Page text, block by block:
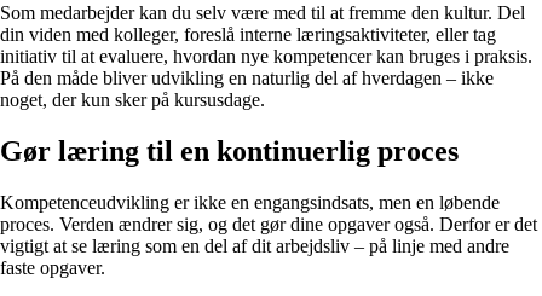
Som medarbejder kan du selv være med til at fremme den kultur. Del
din viden med kolleger, foreslå interne læringsaktiviteter, eller tag
initiativ til at evaluere, hvordan nye kompetencer kan bruges i praksis.
På den måde bliver udvikling en naturlig del af hverdagen – ikke
noget, der kun sker på kursusdage.
Gør læring til en kontinuerlig proces
Kompetenceudvikling er ikke en engangsindsats, men en løbende
proces. Verden ændrer sig, og det gør dine opgaver også. Derfor er det
vigtigt at se læring som en del af dit arbejdsliv – på linje med andre
faste opgaver.